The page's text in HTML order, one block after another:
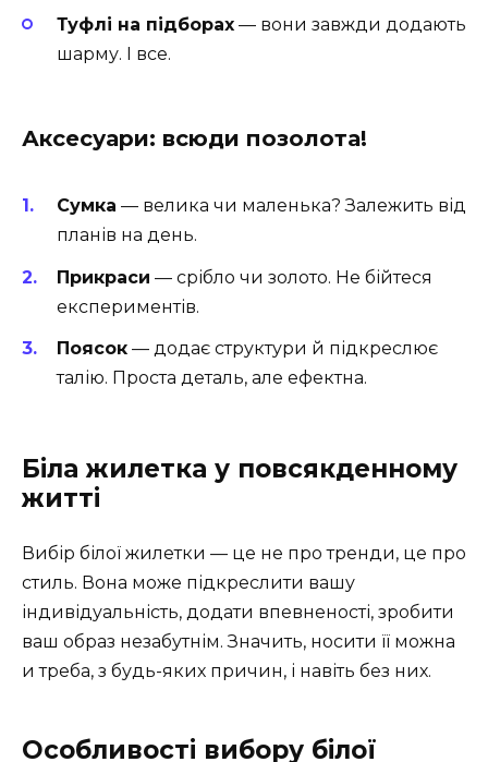
Туфлі на підборах — вони завжди додають
шарму. І все.
Аксесуари: всюди позолота!
Сумка — велика чи маленька? Залежить від
планів на день.
Прикраси — срібло чи золото. Не бійтеся
експериментів.
Поясок — додає структури й підкреслює
талію. Проста деталь, але ефектна.
Біла жилетка у повсякденному
житті
Вибір білої жилетки — це не про тренди, це про
стиль. Вона може підкреслити вашу
індивідуальність, додати впевненості, зробити
ваш образ незабутнім. Значить, носити її можна
и треба, з будь-яких причин, і навіть без них.
Особливості вибору білої